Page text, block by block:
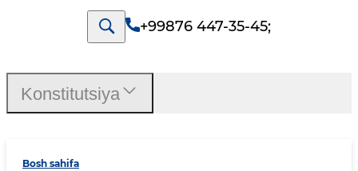
+99876 447-35-45;
Bosh sahifa
Konstitutsiya